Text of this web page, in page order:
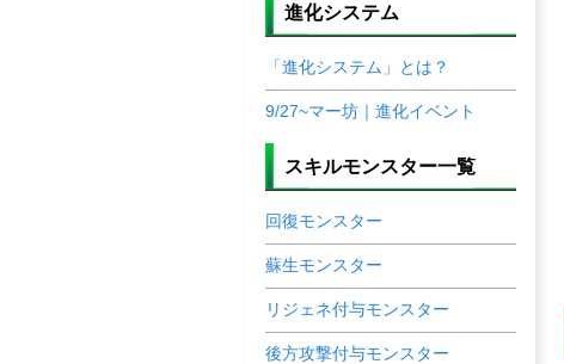
進化システム
「進化システム」とは？
9/27~マー坊｜進化イベント
スキルモンスター一覧
回復モンスター
蘇生モンスター
リジェネ付与モンスター
後方攻撃付与モンスター